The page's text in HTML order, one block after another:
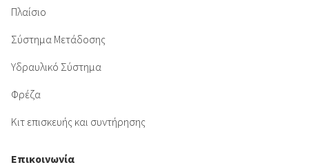
Πλαίσιο
Σύστημα Μετάδοσης
Υδραυλικό Σύστημα
Φρέζα
Κιτ επισκευής και συντήρησης
Επικοινωνία